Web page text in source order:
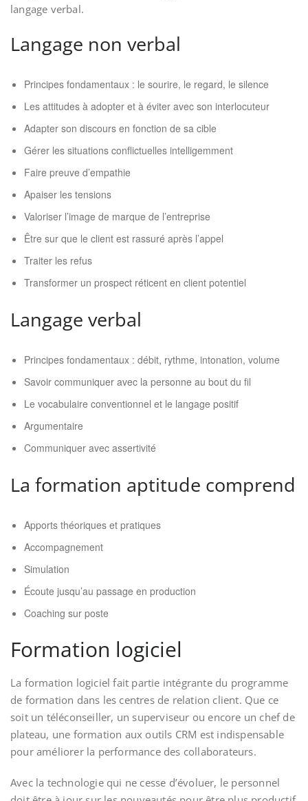
langage verbal.
Langage non verbal
Principes fondamentaux : le sourire, le regard, le silence
Les attitudes à adopter et à éviter avec son interlocuteur
Adapter son discours en fonction de sa cible
Gérer les situations conflictuelles intelligemment
Faire preuve d’empathie
Apaiser les tensions
Valoriser l’image de marque de l’entreprise
Être sur que le client est rassuré après l’appel
Traiter les refus
Transformer un prospect réticent en client potentiel
Langage verbal
Principes fondamentaux : débit, rythme, intonation, volume
Savoir communiquer avec la personne au bout du fil
Le vocabulaire conventionnel et le langage positif
Argumentaire
Communiquer avec assertivité
La formation aptitude comprend
Apports théoriques et pratiques
Accompagnement
Simulation
Écoute jusqu’au passage en production
Coaching sur poste
Formation logiciel
La formation logiciel fait partie intégrante du programme
de formation dans les centres de relation client. Que ce
soit un téléconseiller, un superviseur ou encore un chef de
plateau, une formation aux outils CRM est indispensable
pour améliorer la performance des collaborateurs.
Avec la technologie qui ne cesse d’évoluer, le personnel